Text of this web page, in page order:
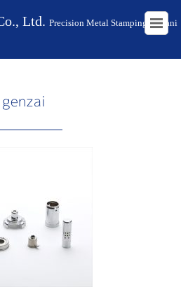
Ltd. Precision Metal Stamping in Kani
genzai